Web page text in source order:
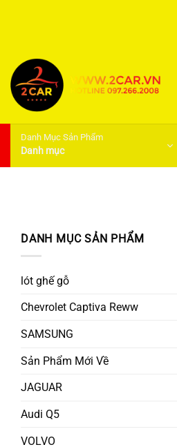
dung
Danh Mục Sản Phẩm
Danh mục
DANH MỤC SẢN PHẨM
lót ghế gỗ
Chevrolet Captiva Reww
SAMSUNG
Sản Phẩm Mới Về
JAGUAR
Audi Q5
VOLVO